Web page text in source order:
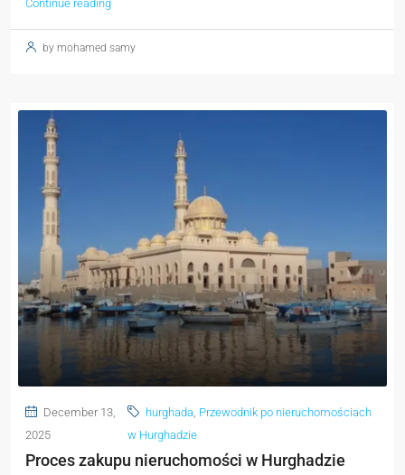
Continue reading
by mohamed samy
December 13,
2025
hurghada Przewodnik po nieruchomościach
w Hurghadzie
Proces zakupu nieruchomości w Hurghadzie